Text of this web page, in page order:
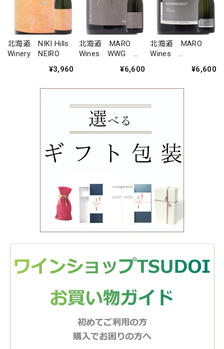
北海道 NIKI Hills
Winery NEIRO
¥3,960
北海道 MARO
Wines WWG
¥6,600
北海道 MARO
Wines
¥6,600